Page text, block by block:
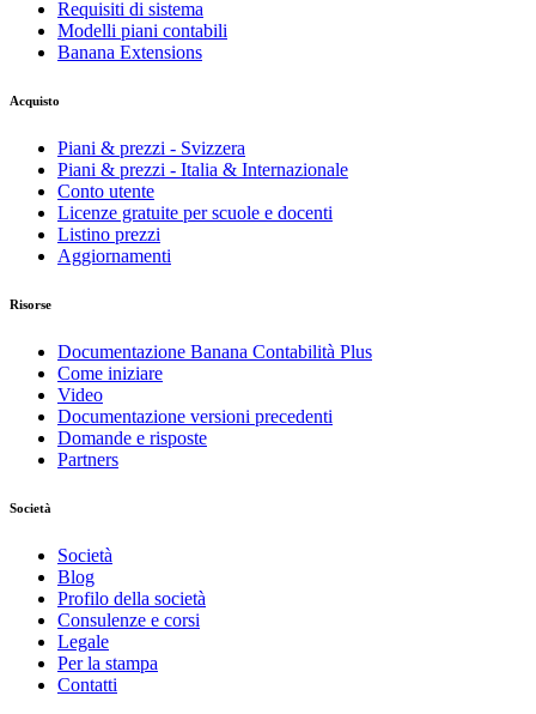
Requisiti di sistema
Modelli piani contabili
Banana Extensions
Acquisto
Piani & prezzi - Svizzera
Piani & prezzi - Italia & Internazionale
Conto utente
Licenze gratuite per scuole e docenti
Listino prezzi
Aggiornamenti
Risorse
Documentazione Banana Contabilità Plus
Come iniziare
Video
Documentazione versioni precedenti
Domande e risposte
Partners
Società
Società
Blog
Profilo della società
Consulenze e corsi
Legale
Per la stampa
Contatti